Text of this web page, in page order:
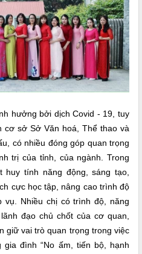
hưởng bởi dịch Covid - 19, tuy
cơ sở Sở Văn hoá, Thể thao và
có nhiều đóng góp quan trọng
trị của tỉnh, của ngành. Trong
huy tính năng động, sáng tạo,
cực học tập, nâng cao trình độ
vụ. Nhiều chị có trình độ, năng
đạo chủ chốt của cơ quan,
giữ vai trò quan trọng trong việc
đình “No ấm, tiến bộ, hạnh